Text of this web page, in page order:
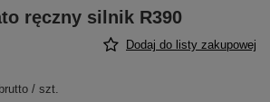
ręczny silnik R390
Dodaj do listy zakupowej
brutto / szt.